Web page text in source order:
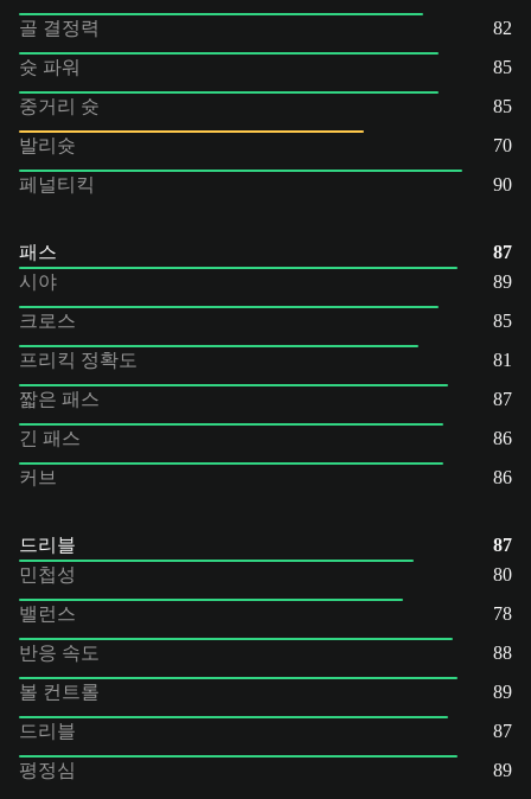
골 결정력
82
슛 파워
85
중거리 슛
85
발리슛
70
페널티킥
90
패스
87
시야
89
크로스
85
프리킥 정확도
81
짧은 패스
87
긴 패스
86
커브
86
드리블
87
민첩성
80
밸런스
78
반응 속도
88
볼 컨트롤
89
드리블
87
평정심
89